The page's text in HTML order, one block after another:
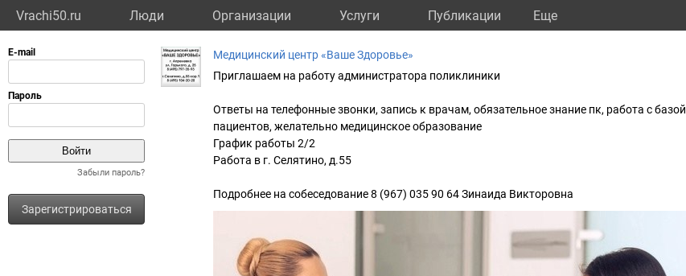
Vrachi50.ru Люди Организации Услуги Публикации Eще
Забыли пароль?
Зарегистрироваться
Медицинский центр «Ваше Здоровье»
Приглашаем на работу администратора поликлиники
Ответы на телефонные звонки, запись к врачам, обязательное знание пк, работа с базой
пациентов, желательно медицинское образование
График работы 2/2
Работа в г. Селятино, д.55
Подробнее на собеседование 8 (967) 035 90 64 Зинаида Викторовна